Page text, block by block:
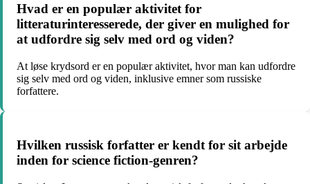
Hvad er en populær aktivitet for
litteraturinteresserede, der giver en mulighed for
at udfordre sig selv med ord og viden?
At løse krydsord er en populær aktivitet, hvor man kan udfordre
sig selv med ord og viden, inklusive emner som russiske
forfattere.
Hvilken russisk forfatter er kendt for sit arbejde
inden for science fiction-genren?